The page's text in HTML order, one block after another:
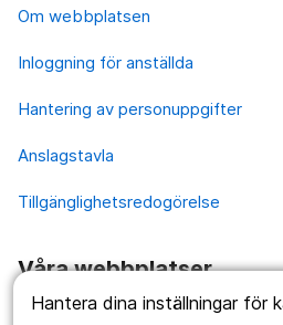
Hantera dina inställningar för
Om webbplatsen
Inloggning för anställda
Hantering av personuppgifter
Anslagstavla
Tillgänglighetsredogörelse
Våra webbplatser
1177.se